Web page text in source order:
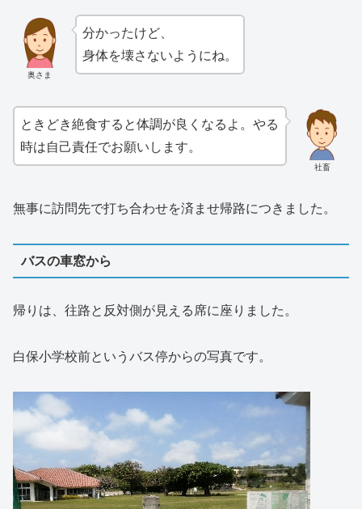
奥さま
分かったけど、
身体を壊さないようにね。
社畜
ときどき絶食すると体調が良くなるよ。やる
時は自己責任でお願いします。
無事に訪問先で打ち合わせを済ませ帰路につきました。
バスの車窓から
帰りは、往路と反対側が見える席に座りました。
白保小学校前というバス停からの写真です。